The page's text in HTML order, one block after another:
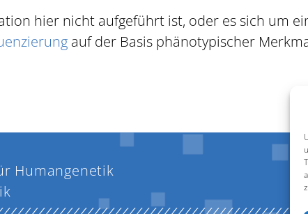
hier nicht aufgeführt ist, oder es sich um
auf der Basis phänotypischer
Humangenetik